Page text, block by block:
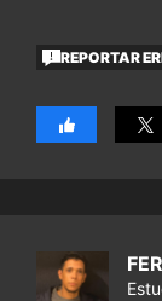
REPORTAR